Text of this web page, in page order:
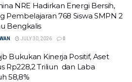
NRE Hadirkan Energi Bersih,
Pembelajaran 768 Siswa SMPN 2
Bengkalis
JULY 30, 2026 0
Bukukan Kinerja Positif, Aset
Rp228,2 Triliun dan Laba
58,8%